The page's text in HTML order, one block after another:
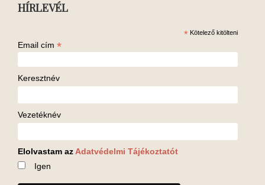
HÍRLEVÉL
* Kötelező kitölteni
Email cím *
Keresztnév
Vezetéknév
Elolvastam az Adatvédelmi Tájékoztatót
Igen